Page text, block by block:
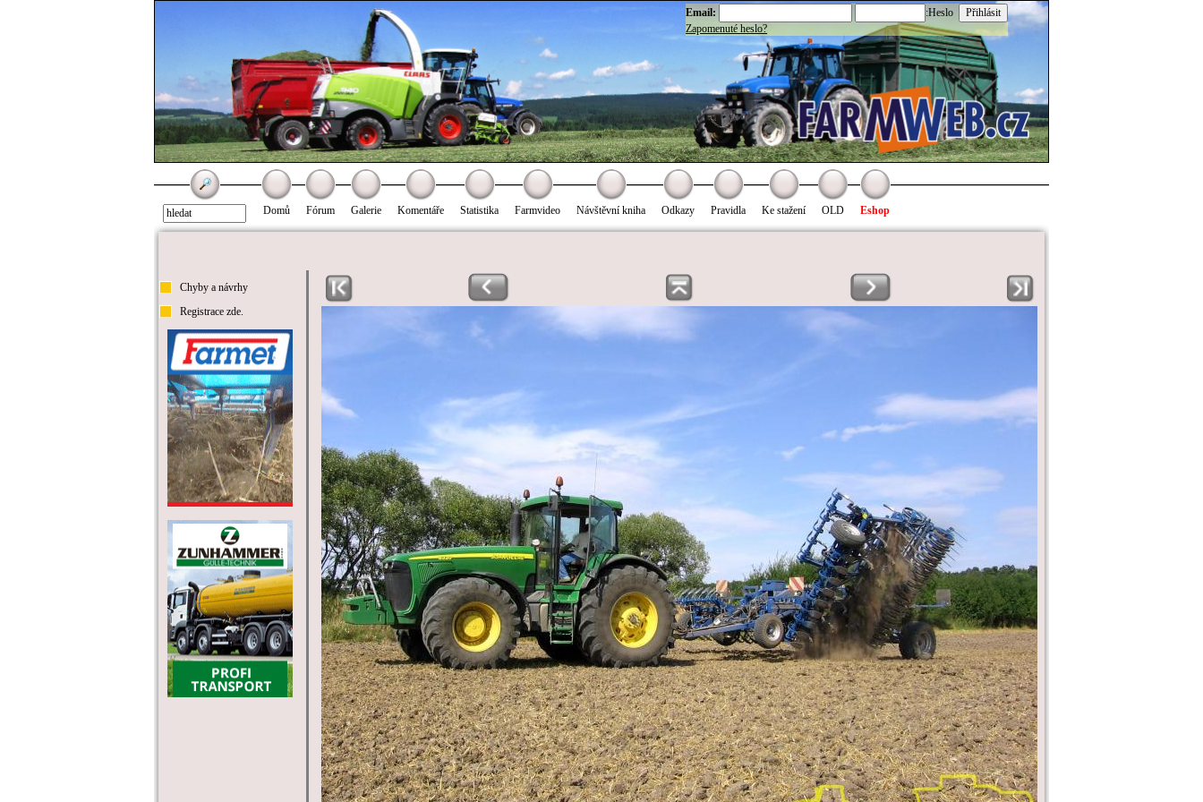
Email:
:Heslo
Zapomenuté heslo?
Domů Fórum Galerie Komentáře Statistika Farmvideo Návštěvní kniha Odkazy Pravidla Ke stažení OLD Eshop
Chyby a návrhy
Registrace zde.